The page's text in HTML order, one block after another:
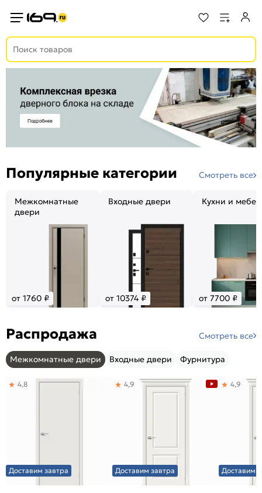
Популярные категории Смотреть все
Межкомнатные
двери
от 1760 ₽
Входные двери
от 10374 ₽
Кухни и
от 7700 ₽
Распродажа Смотреть все
Межкомнатные двери Входные двери Фурнитура
Доставим завтра
4,8
Доставим завтра
4,9
Доставим
4,9